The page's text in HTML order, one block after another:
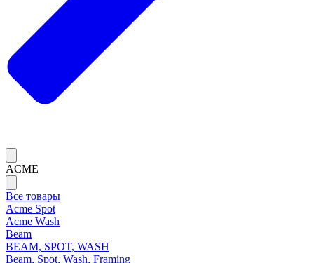
ACME
Все товары
Acme Spot
Acme Wash
Beam
BEAM, SPOT, WASH
Beam, Spot, Wash, Framing